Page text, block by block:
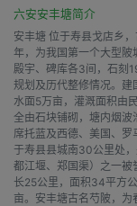
六安安丰塘简介
安丰塘 位于寿县戈店乡
年，为我国第一个大型
殿宇、碑库各3间，石刻
规划及历代整修情况。建
水面5万亩，灌溉面积由
全由石块铺砌，塘内烟波
席托蓝及西德、美国、
于寿县县城南30公里处
都江堰、郑国渠）之一被
长25公里，面积34平方
亩。安丰塘古名芍陂，